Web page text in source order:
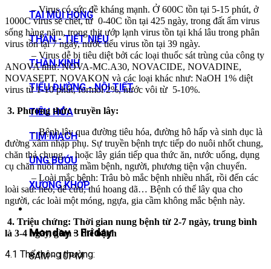
TAI MŨI HỌNG
THẬN - TIẾT NIỆU
THẦN KINH
TIỂU ĐƯỜNG - NỘI TIẾT
TIÊU HÓA
TIM MẠCH
UNG BƯỚU
XƯƠNG KHỚP
Monday - Friday
8AM - 10PM
– Virus có sức đề kháng mạnh. Ở 600C tồn tại 5-15 phút, ở
1000C virus sẽ chết, từ 0-40C tồn tại 425 ngày, trong đất ẩm virus
sống hàng năm, trong thịt ướp lạnh virus tồn tại khá lâu trong phân
virus tồn tại 7 ngày, nước tiểu virus tồn tại 39 ngày.
– Virus dễ bị tiêu diệt bởi các loại thuốc sát trùng của công ty
ANOVA như: NOVA-MC.A30, NOVACIDE, NOVADINE,
NOVASEPT, NOVAKON và các loại khác như: NaOH 1% diệt
virus từ 1-10 phút, formol 2%, nước vôi từ 5-10%.
3. Phương thức truyền lây:
– Bệnh lây qua đường tiêu hóa, đường hô hấp và sinh dục là
đường xâm nhập phụ. Sự truyền bệnh trực tiếp do nuôi nhốt chung,
chăn thả chung… hoặc lây gián tiếp qua thức ăn, nước uống, dụng
cụ chăn nuôi mang mầm bệnh, người, phương tiện vận chuyển.
– Loài mắc bệnh: Trâu bò mắc bệnh nhiều nhất, rồi đến các
loài sau: heo, dê cừu, thú hoang dã… Bệnh có thể lây qua cho
người, các loài một móng, ngựa, gia cầm không mắc bệnh này.
4. Triệu chứng: Thời gian nung bệnh từ 2-7 ngày, trung bình
là 3-4 ngày, gồm 3 thể bệnh
4.1 Thể thông thường: